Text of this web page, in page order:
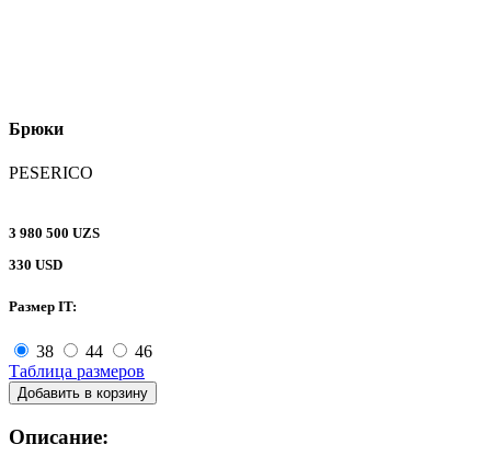
Брюки
PESERICO
3 980 500 UZS
330 USD
Размер IT:
38 44
46
Таблица размеров
Добавить в корзину
Описание: